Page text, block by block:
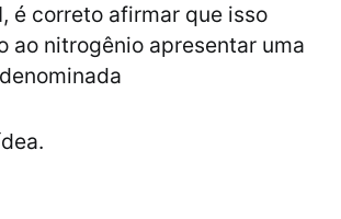
é correto afirmar que isso
ao nitrogênio apresentar uma